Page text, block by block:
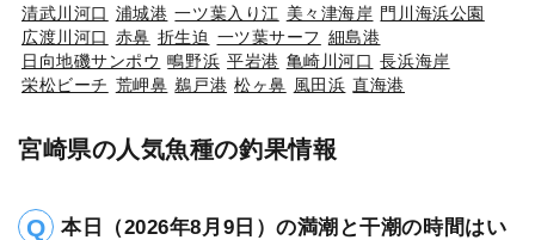
清武川河口 浦城港 一ツ葉入り江 美々津海岸 門川海浜公園
広渡川河口 赤鼻 折生迫 一ツ葉サーフ 細島港
日向地磯サンポウ 鴫野浜 平岩港 亀崎川河口 長浜海岸
栄松ビーチ 荒岬鼻 鵜戸港 松ヶ鼻 風田浜 直海港
宮崎県の人気魚種の釣果情報
本日（2026年8月9日）の満潮と干潮の時間はい